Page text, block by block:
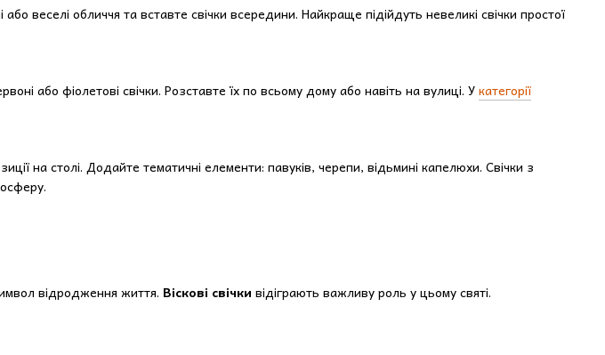
веселі обличчя та вставте свічки всередини. Найкраще підійдуть невеликі свічки простої
або фіолетові свічки. Розставте їх по всьому дому або навіть на вулиці. Укатегорії
на столі. Додайте тематичні елементи: павуків, черепи, відьмині капелюхи. Свічки з
відродження життя. Віскові свічки відіграють важливу роль у цьому святі.